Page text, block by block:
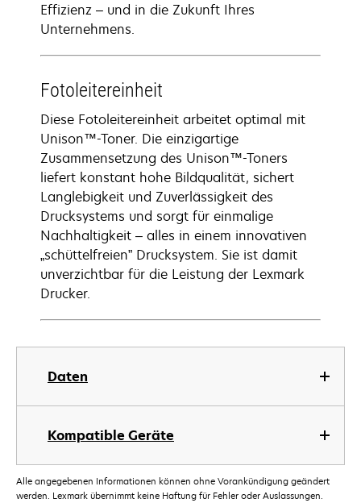
Daten
Kompatible Geräte
Effizienz – und in die Zukunft Ihres
Unternehmens.
Fotoleitereinheit
Diese Fotoleitereinheit arbeitet optimal mit
Unison™-Toner. Die einzigartige
Zusammensetzung des Unison™-Toners
liefert konstant hohe Bildqualität, sichert
Langlebigkeit und Zuverlässigkeit des
Drucksystems und sorgt für einmalige
Nachhaltigkeit – alles in einem innovativen
„schüttelfreien” Drucksystem. Sie ist damit
unverzichtbar für die Leistung der Lexmark
Drucker.
Alle angegebenen Informationen können ohne Vorankündigung geändert
werden. Lexmark übernimmt keine Haftung für Fehler oder Auslassungen.